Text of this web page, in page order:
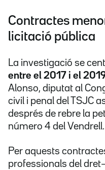
Contractes
licitació pública
La investigació se
entre el 2017 i el
Alonso, diputat al
civil i penal del TSJC
després de rebre la
número 4 del Vendrell.
Per aquests
professionals del